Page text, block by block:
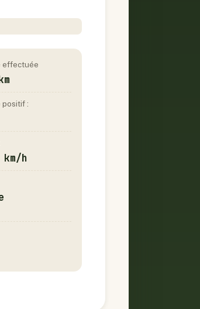
effectuée
positif :
h